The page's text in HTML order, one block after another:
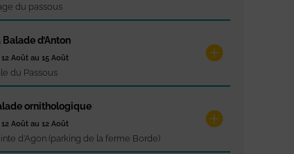
du passous
Balade d’Anton
Août au 15 Août
du Passous
ornithologique
Août au 12 Août
d'Agon (parking de la ferme Borde)